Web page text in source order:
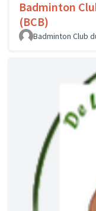
Badminton
(BCB)
Badminton Club